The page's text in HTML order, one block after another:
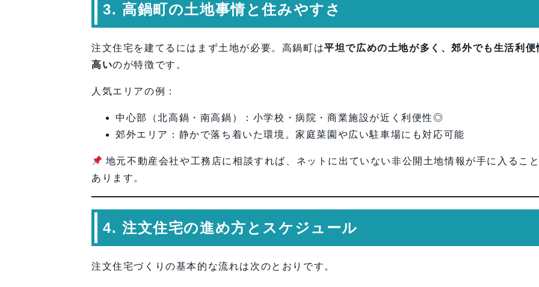
3. 高鍋町の土地事情と住みやすさ
注文住宅を建てるにはまず土地が必要。高鍋町は平坦で広めの土地が多く、郊外でも生活利便
高いのが特徴です。
人気エリアの例：
中心部（北高鍋・南高鍋）：小学校・病院・商業施設が近く利便性◎
郊外エリア：静かで落ち着いた環境。家庭菜園や広い駐車場にも対応可能
地元不動産会社や工務店に相談すれば、ネットに出ていない非公開土地情報が手に入るこ
あります。
4. 注文住宅の進め方とスケジュール
注文住宅づくりの基本的な流れは次のとおりです。